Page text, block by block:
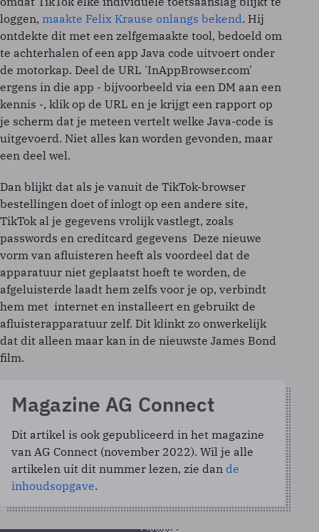
loggen, maakte Felix Krause onlangs bekend. Hij
ontdekte dit met een zelfgemaakte tool, bedoeld om
te achterhalen of een app Java code uitvoert onder
de motorkap. Deel de URL 'InAppBrowser.com'
ergens in die app - bijvoorbeeld via een DM aan een
kennis -, klik op de URL en je krijgt een rapport op
je scherm dat je meteen vertelt welke Java-code is
uitgevoerd. Niet alles kan worden gevonden, maar
een deel wel.
Dan blijkt dat als je vanuit de TikTok-browser
bestellingen doet of inlogt op een andere site,
TikTok al je gegevens vrolijk vastlegt, zoals
passwords en creditcard gegevens Deze nieuwe
vorm van afluisteren heeft als voordeel dat de
apparatuur niet geplaatst hoeft te worden, de
afgeluisterde laadt hem zelfs voor je op, verbindt
hem met internet en installeert en gebruikt de
afluisterapparatuur zelf. Dit klinkt zo onwerkelijk
dat dit alleen maar kan in de nieuwste James Bond
film.
Magazine AG Connect
Dit artikel is ook gepubliceerd in het magazine
van AG Connect (november 2022). Wil je alle
artikelen uit dit nummer lezen, zie dan de
inhoudsopgave.